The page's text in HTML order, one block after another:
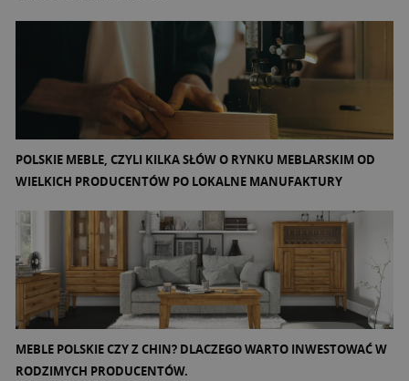
POLSKIE MEBLE, CZYLI KILKA SŁÓW O RYNKU MEBLARSKIM OD
WIELKICH PRODUCENTÓW PO LOKALNE MANUFAKTURY
MEBLE POLSKIE CZY Z CHIN? DLACZEGO WARTO INWESTOWAĆ W
RODZIMYCH PRODUCENTÓW.